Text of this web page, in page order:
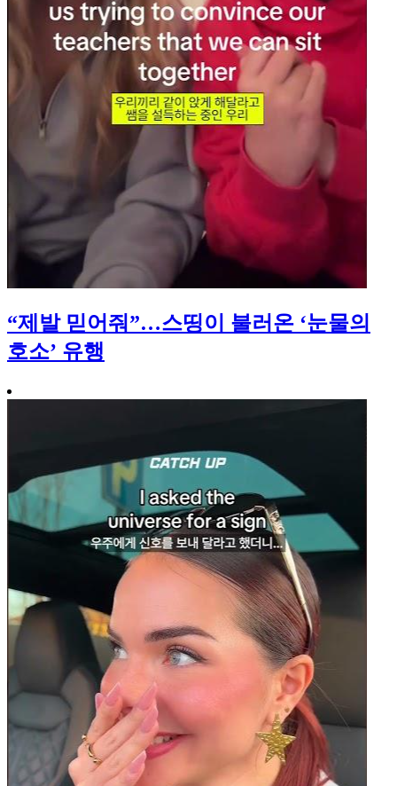
“제발 믿어줘”…스띵이 불러온 ‘눈물의
호소’ 유행